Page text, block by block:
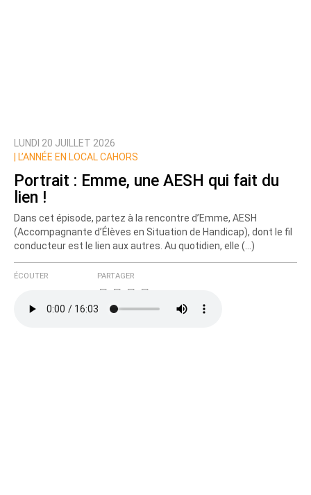
LUNDI 20 JUILLET 2026
L’ANNÉE EN LOCAL CAHORS
Portrait : Emme, une AESH qui fait du
lien !
Dans cet épisode, partez à la rencontre d’Emme, AESH
(Accompagnante d’Élèves en Situation de Handicap), dont le fil
conducteur est le lien aux autres. Au quotidien, elle (…)
ÉCOUTER PARTAGER